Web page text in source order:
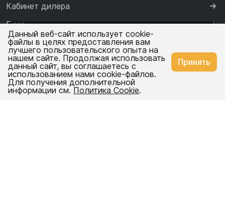
Емкости
для воды
Емкости
для
Кабинет дилера
Блог
Каталоги и презентации
Контакты
Доставка
Ваш город —Екатеринбург
Изменить Да, всё верно
Данный веб-сайт использует cookie-
файлы в целях предоставления вам
лучшего пользовательского опыта на
нашем сайте. Продолжая использовать
данный сайт, вы соглашаетесь с
использованием нами cookie-файлов.
Для получения дополнительной
информации см. Политика Cookie.
Принять